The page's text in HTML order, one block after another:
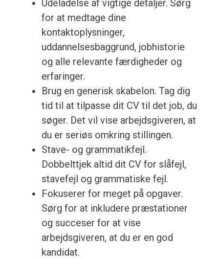
Udeladelse af vigtige detaljer. Sørg
for at medtage dine
kontaktoplysninger,
uddannelsesbaggrund, jobhistorie
og alle relevante færdigheder og
erfaringer.
Brug en generisk skabelon. Tag dig
tid til at tilpasse dit CV til det job, du
søger. Det vil vise arbejdsgiveren, at
du er seriøs omkring stillingen.
Stave- og grammatikfejl.
Dobbelttjek altid dit CV for slåfejl,
stavefejl og grammatiske fejl.
Fokuserer for meget på opgaver.
Sørg for at inkludere præstationer
og succeser for at vise
arbejdsgiveren, at du er en god
kandidat.